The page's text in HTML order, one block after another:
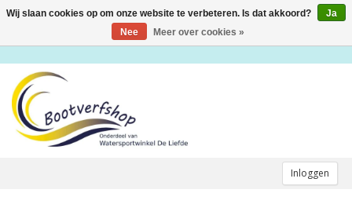
Inloggen
Toggle
Wij slaan cookies op om onze website te verbeteren. Is dat akkoord?
Ja
Nee
Meer over cookies »